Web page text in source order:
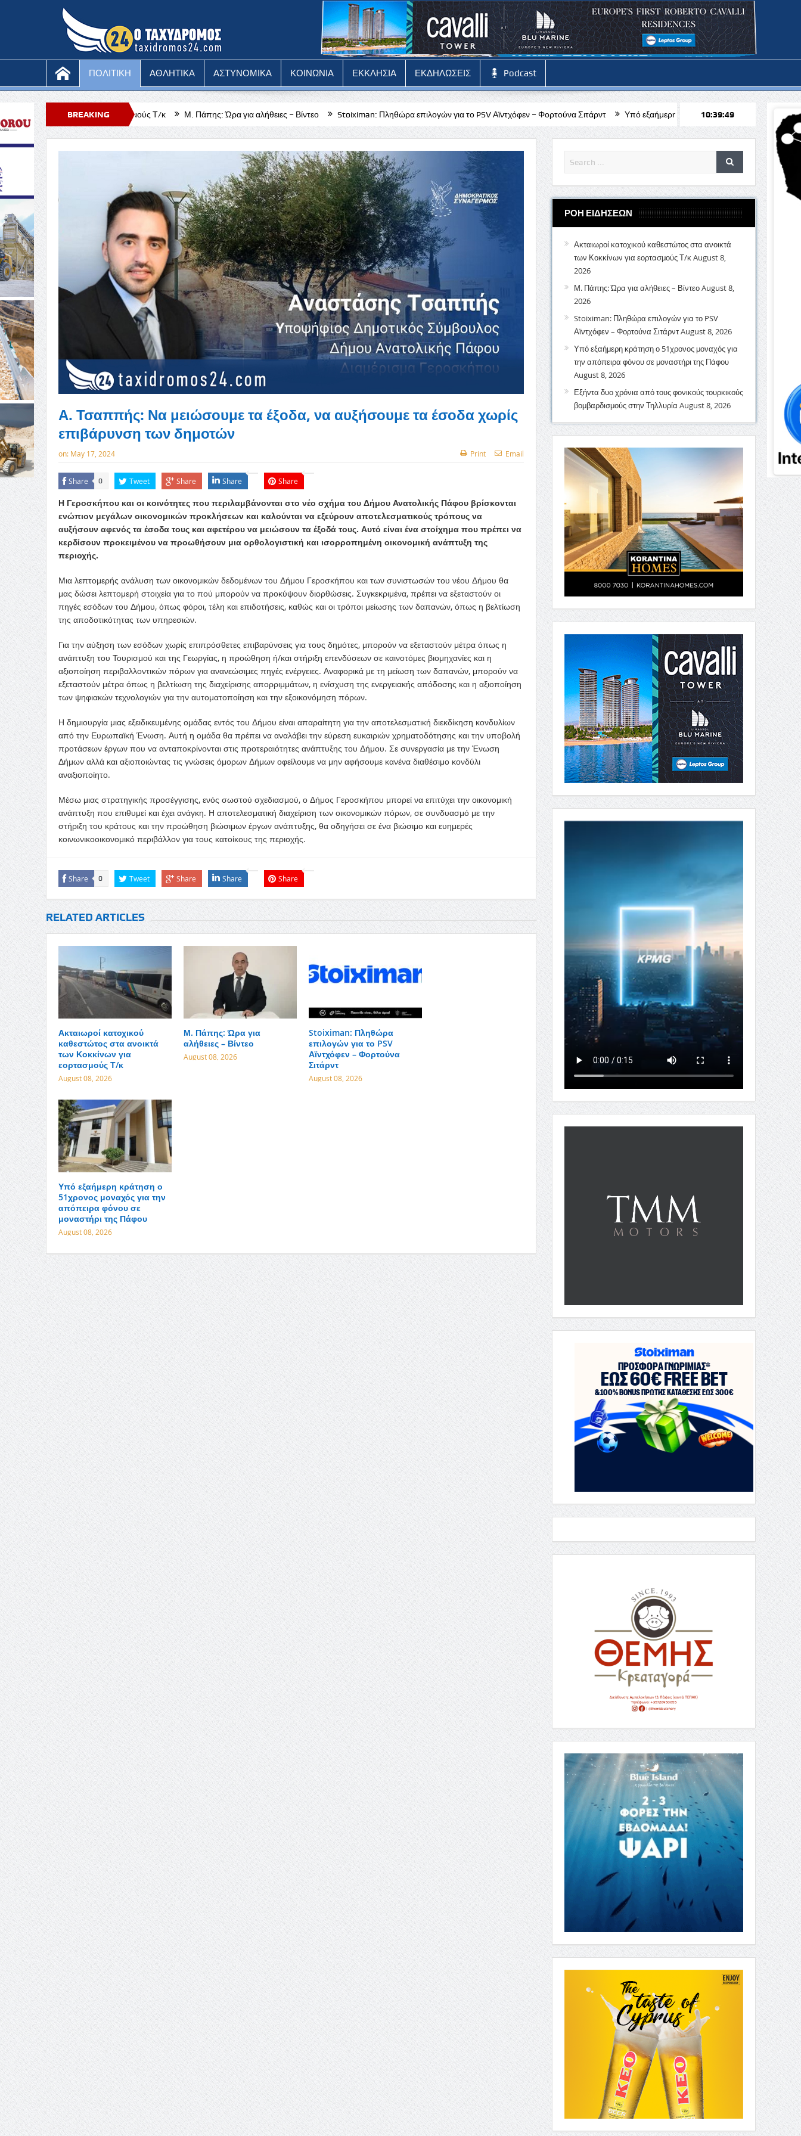
ΠΟΛΙΤΙΚΗ ΑΘΛΗΤΙΚΑ ΑΣΤΥΝΟΜΙΚΑ ΚΟΙΝΩΝΙΑ ΕΚΚΛΗΣΙΑ ΕΚΔΗΛΩΣΕΙΣ Podcast
BREAKING
NEWS
για εορτασμούς Τ/κ Μ. Πάπης: Ώρα για αλήθειες – Βίντεο Stoiximan: Πληθώρα επιλογών για το PSV Αϊντχόφεν – Φορτούνα Σιτάρντ Υπό εξαήμερη κράτηση ο 51χρονος μοναχός για την απόπειρα
10:39:51
Α. Τσαππής: Να μειώσουμε τα έξοδα, να αυξήσουμε τα έσοδα χωρίς
επιβάρυνση των δημοτών
on: May 17, 2024 Print Email
Share 0 Tweet Share Share Share
Η Γεροσκήπου και οι κοινότητες που περιλαμβάνονται στο νέο σχήμα του Δήμου Ανατολικής Πάφου βρίσκονται
ενώπιον μεγάλων οικονομικών προκλήσεων και καλούνται να εξεύρουν αποτελεσματικούς τρόπους να
αυξήσουν αφενός τα έσοδα τους και αφετέρου να μειώσουν τα έξοδά τους. Αυτό είναι ένα στοίχημα που πρέπει να
κερδίσουν προκειμένου να προωθήσουν μια ορθολογιστική και ισορροπημένη οικονομική ανάπτυξη της
περιοχής.
Μια λεπτομερής ανάλυση των οικονομικών δεδομένων του Δήμου Γεροσκήπου και των συνιστωσών του νέου Δήμου θα
μας δώσει λεπτομερή στοιχεία για το πού μπορούν να προκύψουν διορθώσεις. Συγκεκριμένα, πρέπει να εξεταστούν οι
πηγές εσόδων του Δήμου, όπως φόροι, τέλη και επιδοτήσεις, καθώς και οι τρόποι μείωσης των δαπανών, όπως η βελτίωση
της αποδοτικότητας των υπηρεσιών.
Για την αύξηση των εσόδων χωρίς επιπρόσθετες επιβαρύνσεις για τους δημότες, μπορούν να εξεταστούν μέτρα όπως η
ανάπτυξη του Τουρισμού και της Γεωργίας, η προώθηση ή/και στήριξη επενδύσεων σε καινοτόμες βιομηχανίες και η
αξιοποίηση περιβαλλοντικών πόρων για ανανεώσιμες πηγές ενέργειες. Αναφορικά με τη μείωση των δαπανών, μπορούν να
εξεταστούν μέτρα όπως η βελτίωση της διαχείρισης απορριμμάτων, η ενίσχυση της ενεργειακής απόδοσης και η αξιοποίηση
των ψηφιακών τεχνολογιών για την αυτοματοποίηση και την εξοικονόμηση πόρων.
Η δημιουργία μιας εξειδικευμένης ομάδας εντός του Δήμου είναι απαραίτητη για την αποτελεσματική διεκδίκηση κονδυλίων
από την Ευρωπαϊκή Ένωση. Αυτή η ομάδα θα πρέπει να αναλάβει την εύρεση ευκαιριών χρηματοδότησης και την υποβολή
προτάσεων έργων που να ανταποκρίνονται στις προτεραιότητες ανάπτυξης του Δήμου. Σε συνεργασία με την Ένωση
Δήμων αλλά και αξιοποιώντας τις γνώσεις όμορων Δήμων οφείλουμε να μην αφήσουμε κανένα διαθέσιμο κονδύλι
αναξιοποίητο.
Μέσω μιας στρατηγικής προσέγγισης, ενός σωστού σχεδιασμού, ο Δήμος Γεροσκήπου μπορεί να επιτύχει την οικονομική
ανάπτυξη που επιθυμεί και έχει ανάγκη. Η αποτελεσματική διαχείριση των οικονομικών πόρων, σε συνδυασμό με την
στήριξη του κράτους και την προώθηση βιώσιμων έργων ανάπτυξης, θα οδηγήσει σε ένα βιώσιμο και ευημερές
κοινωνικοοικονομικό περιβάλλον για τους κατοίκους της περιοχής.
Share 0 Tweet Share Share Share
RELATED ARTICLES
Ακταιωροί κατοχικού
καθεστώτος στα ανοικτά
των Κοκκίνων για
εορτασμούς Τ/κ
August 08, 2026
Μ. Πάπης: Ώρα για
αλήθειες – Βίντεο
August 08, 2026
Stoiximan: Πληθώρα
επιλογών για το PSV
Αϊντχόφεν – Φορτούνα
Σιτάρντ
August 08, 2026
Υπό εξαήμερη κράτηση ο
51χρονος μοναχός για την
απόπειρα φόνου σε
μοναστήρι της Πάφου
August 08, 2026
ΡΟΗ ΕΙΔΗΣΕΩΝ
Ακταιωροί κατοχικού καθεστώτος στα ανοικτά
των Κοκκίνων για εορτασμούς Τ/κAugust 8,
2026
Μ. Πάπης: Ώρα για αλήθειες – ΒίντεοAugust 8,
2026
Stoiximan: Πληθώρα επιλογών για το PSV
Αϊντχόφεν – Φορτούνα ΣιτάρντAugust 8, 2026
Υπό εξαήμερη κράτηση ο 51χρονος μοναχός για
την απόπειρα φόνου σε μοναστήρι της Πάφου
August 8, 2026
Εξήντα δυο χρόνια από τους φονικούς τουρκικούς
βομβαρδισμούς στην Τηλλυρία August 8, 2026